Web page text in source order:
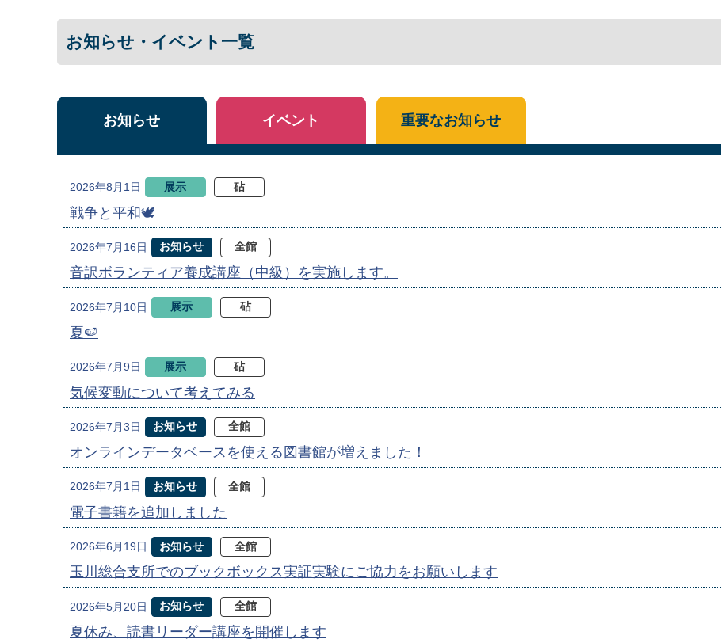
お知らせ・イベント一覧
お知らせ
2026年8月1日 展示 砧
戦争と平和🕊
2026年7月16日 お知らせ 全館
音訳ボランティア養成講座（中級）を実施します。
2026年7月10日 展示 砧
夏🍉
2026年7月9日 展示 砧
気候変動について考えてみる
2026年7月3日 お知らせ 全館
オンラインデータベースを使える図書館が増えました！
2026年7月1日 お知らせ 全館
電子書籍を追加しました
2026年6月19日 お知らせ 全館
玉川総合支所でのブックボックス実証実験にご協力をお願いします
2026年5月20日 お知らせ 全館
夏休み、読書リーダー講座を開催します
イベント 重要なお知らせ